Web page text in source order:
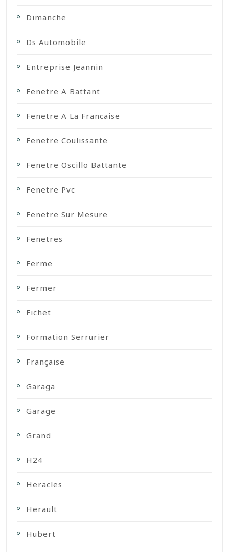
Dimanche
Ds Automobile
Entreprise Jeannin
Fenetre A Battant
Fenetre A La Francaise
Fenetre Coulissante
Fenetre Oscillo Battante
Fenetre Pvc
Fenetre Sur Mesure
Fenetres
Ferme
Fermer
Fichet
Formation Serrurier
Française
Garaga
Garage
Grand
H24
Heracles
Herault
Hubert